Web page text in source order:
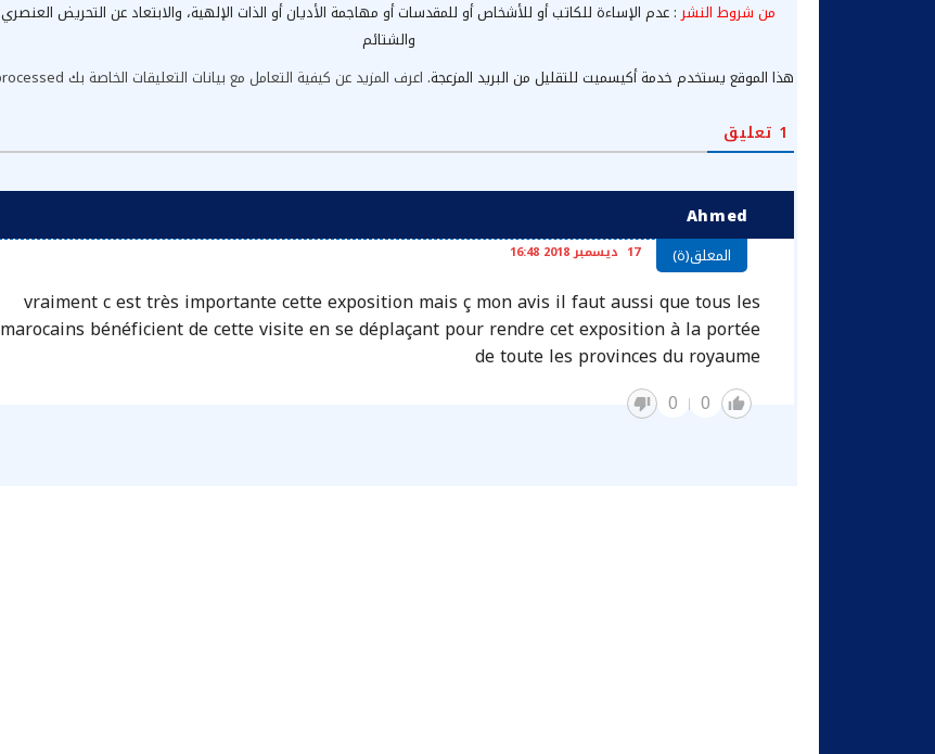
من شروط النشر: عدم الإساءة للكاتب أو للأشخاص أو للمقدسات أو مهاجمة الأديان أو الذات الإلهية، والابتعاد عن التحريض العنصري
والشتائم
هذا الموقع يستخدم خدمة أكيسميت للتقليل من البريد المزعجة. اعرف المزيد عن كيفية التعامل مع بيانات التعليقات الخاصة بك processed
1 تعليق
Ahmed
المعلق(ة) 17 ديسمبر 2018 16:48
vraiment c est très importante cette exposition mais ç mon avis il faut aussi que tous les
marocains bénéficient de cette visite en se déplaçant pour rendre cet exposition à la portée
de toute les provinces du royaume
0
0